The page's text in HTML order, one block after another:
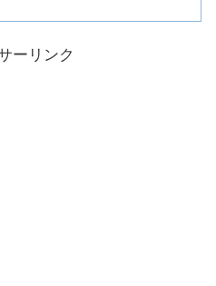
ーリンク